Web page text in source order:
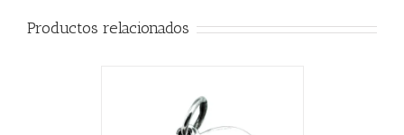
Productos relacionados